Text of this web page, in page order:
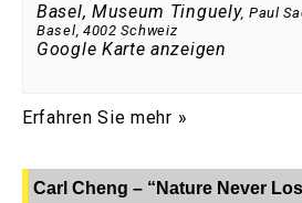
Basel, Museum Tinguely, Paul
Basel, 4002 Schweiz
Google Karte anzeigen
Erfahren Sie mehr »
Carl Cheng – “Nature Never